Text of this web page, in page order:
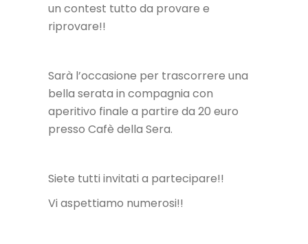
un contest tutto da provare e
riprovare!!
Sarà l’occasione per trascorrere una
bella serata in compagnia con
aperitivo finale a partire da 20 euro
presso Cafè della Sera.
Siete tutti invitati a partecipare!!
Vi aspettiamo numerosi!!